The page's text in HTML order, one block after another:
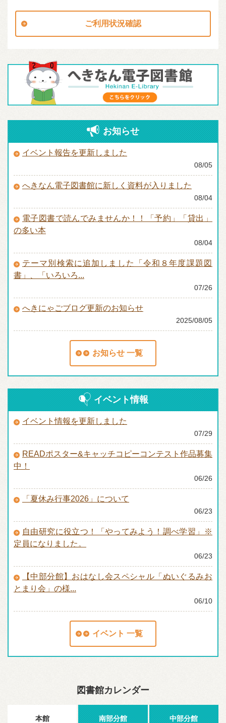
ご利用状況確認
お知らせ
イベント報告を更新しました
08/05
へきなん電子図書館に新しく資料が入りました
08/04
電子図書で読んでみませんか！！「予約」「貸出」
の多い本
08/04
テーマ別検索に追加しました「令和８年度課題図
書」、「いろいろ...
07/26
へきにゃごブログ更新のお知らせ
2025/08/05
お知らせ 一覧
イベント情報
イベント情報を更新しました
07/29
READポスター&キャッチコピーコンテスト作品募集
中！
06/26
「夏休み行事2026」について
06/23
自由研究に役立つ！「やってみよう！調べ学習」※
定員になりました。
06/23
【中部分館】おはなし会スペシャル「ぬいぐるみお
とまり会」の様...
06/10
イベント 一覧
図書館カレンダー
本館 南部分館 中部分館